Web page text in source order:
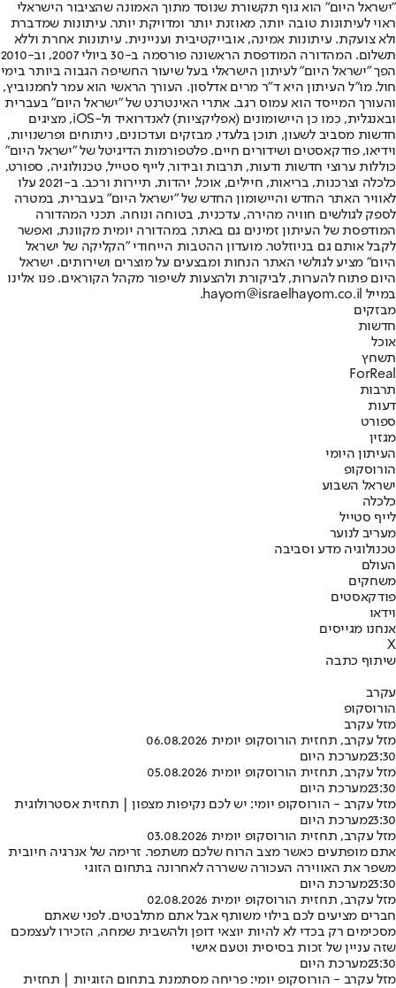
"ישראל היום" הוא גוף תקשורת שנוסד מתוך האמונה שהציבור הישראלי
ראוי לעיתונות טובה יותר, מאוזנת יותר ומדויקת יותר. עיתונות שמדברת
ולא צועקת. עיתונות אמינה, אובייקטיבית ועניינית. עיתונות אחרת וללא
תשלום. המהדורה המודפסת הראשונה פורסמה ב-30 ביולי 2007, וב-2010
הפך "ישראל היום" לעיתון הישראלי בעל שיעור החשיפה הגבוה ביותר בימי
חול. מו"ל העיתון היא ד"ר מרים אדלסון. העורך הראשי הוא עמר לחמנוביץ,
והעורך המייסד הוא עמוס רגב. אתרי האינטרנט של "ישראל היום" בעברית
ובאנגלית, כמו כן היישומונים (אפליקציות) לאנדרואיד ול-iOS, מציגים
חדשות מסביב לשעון, תוכן בלעדי, מבזקים ועדכונים, ניתוחים ופרשנויות,
וידיאו, פודקאסטים ושידורים חיים. פלטפורמות הדיגיטל של "ישראל היום"
כוללות ערוצי חדשות ודעות, תרבות ובידור, לייף סטייל, טכנולוגיה, ספורט,
כלכלה וצרכנות, בריאות, חיילים, אוכל, יהדות, תיירות ורכב. ב-2021 עלו
לאוויר האתר החדש והיישומון החדש של "ישראל היום" בעברית, במטרה
לספק לגולשים חוויה מהירה, עדכנית, בטוחה ונוחה. תכני המהדורה
המודפסת של העיתון זמינים גם באתר, במהדורה יומית מקוונת, ואפשר
לקבל אותם גם בניוזלטר. מועדון ההטבות הייחודי "הקליקה של ישראל
היום" מציע לגולשי האתר הנחות ומבצעים על מוצרים ושירותים. ישראל
היום פתוח להערות, לביקורת ולהצעות לשיפור מקהל הקוראים. פנו אלינו
במייל hayom@israelhayom.co.il.
מבזקים
חדשות
אוכל
תשחץ
ForReal
תרבות
דעות
ספורט
מגזין
העיתון היומי
הורוסקופ
ישראל השבוע
כלכלה
לייף סטייל
מעריב לנוער
טכנולוגיה מדע וסביבה
העולם
משחקים
פודקאסטים
וידאו
אנחנו מגייסים
X
שיתוף כתבה
עקרב
הורוסקופ
מזל עקרב
מזל עקרב, תחזית הורוסקופ יומית 06.08.2026
23:30מערכת היום
מזל עקרב, תחזית הורוסקופ יומית 05.08.2026
23:30מערכת היום
מזל עקרב - הורוסקופ יומי: יש לכם נקיפות מצפון | תחזית אסטרולוגית
23:30מערכת היום
מזל עקרב, תחזית הורוסקופ יומית 03.08.2026
אתם מופתעים כאשר מצב הרוח שלכם משתפר. זרימה של אנרגיה חיובית
משפר את האווירה העכורה ששררה לאחרונה בתחום הזוגי
23:30מערכת היום
מזל עקרב, תחזית הורוסקופ יומית 02.08.2026
חברים מציעים לכם בילוי משותף אבל אתם מתלבטים. לפני שאתם
מסכימים רק בכדי לא להיות יוצאי דופן ולהשבית שמחה, הזכירו לעצמכם
שזה עניין של זכות בסיסית וטעם אישי
23:30מערכת היום
מזל עקרב - הורוסקופ יומי: פריחה מסתמנת בתחום הזוגיות | תחזית